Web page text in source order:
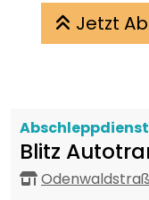
Jetzt
Abschleppdienst
Blitz